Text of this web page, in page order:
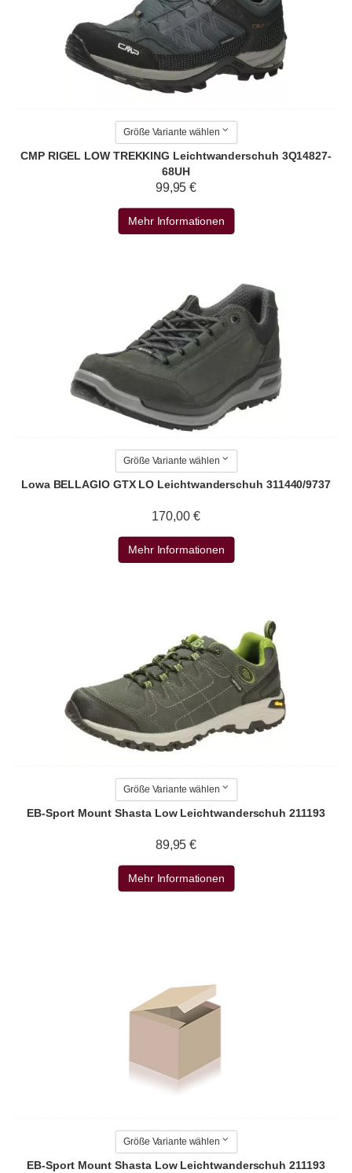
Größe Variante wählen
CMP RIGEL LOW TREKKING Leichtwanderschuh 3Q14827-
68UH
99,95 €
Mehr Informationen
Größe Variante wählen
Lowa BELLAGIO GTX LO Leichtwanderschuh 311440/9737
170,00 €
Mehr Informationen
Größe Variante wählen
EB-Sport Mount Shasta Low Leichtwanderschuh 211193
89,95 €
Mehr Informationen
Größe Variante wählen
EB-Sport Mount Shasta Low Leichtwanderschuh 211193